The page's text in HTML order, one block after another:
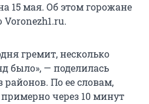
15 мая. Об этом горожане
гремит, несколько
было», — поделилась
По ее словам,
через 10 минут